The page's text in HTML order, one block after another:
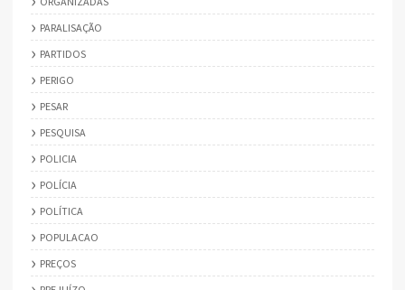
PARALISAÇÃO
PARTIDOS
PERIGO
PESAR
PESQUISA
POLICIA
POLÍCIA
POLÍTICA
POPULACAO
PREÇOS